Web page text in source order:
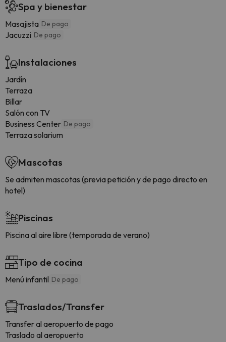
Spa y bienestar
Masajista De pago
Jacuzzi De pago
Instalaciones
Jardín
Terraza
Billar
Salón con TV
Business Center De pago
Terraza solarium
Mascotas
Se admiten mascotas (previa petición y de pago directo en
hotel)
Piscinas
Piscina al aire libre (temporada de verano)
Tipo de cocina
Menú infantil De pago
Traslados/Transfer
Transfer al aeropuerto de pago
Traslado al aeropuerto